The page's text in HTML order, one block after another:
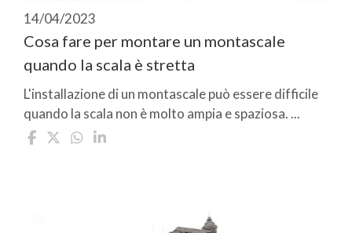
14/04/2023
Cosa fare per montare un montascale
quando la scala è stretta
L'installazione di un montascale può essere difficile
quando la scala non è molto ampia e spaziosa. ...